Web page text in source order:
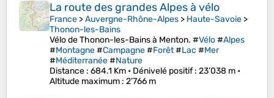
La route des grandes Alpes à vélo
France >Auvergne-Rhône-Alpes > Haute-Savoie >
Thonon-les-Bains
Vélo de Thonon-les-Bains à Menton. #Vélo#Alpes
#Montagne#Campagne#Forêt#Lac #Mer
#Méditerranée#Nature
Distance : 684.1 Km • Dénivelé positif: 23’038 m •
Altitude maximum : 2’766 m